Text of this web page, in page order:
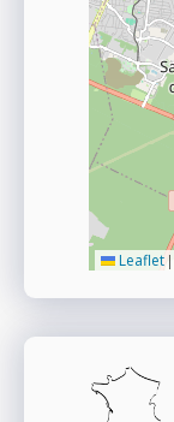
Leaflet |